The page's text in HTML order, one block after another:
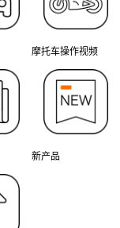
摩托车操作视频
新产品